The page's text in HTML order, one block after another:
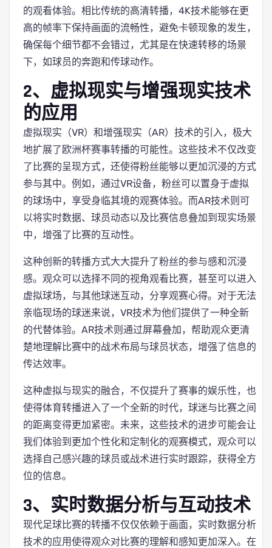
的观看体验。相比传统的高清转播，4K技术能够在更
高的帧率下保持画面的流畅性，避免卡顿现象的发生，
确保每个细节都不会错过，尤其是在快速转移的场景
下，如球员的奔跑和传球动作。
2、虚拟现实与增强现实技术
的应用
虚拟现实（VR）和增强现实（AR）技术的引入，极大
地扩展了欧洲杯赛事转播的可能性。这些技术不仅改变
了比赛的呈现方式，还使得粉丝能够以更加沉浸的方式
参与其中。例如，通过VR设备，粉丝可以置身于虚拟
的球场中，享受身临其境的观赛体验。而AR技术则可
以将实时数据、球员动态以及比赛信息叠加到现实场景
中，增强了比赛的互动性。
这种创新的转播方式大大提升了粉丝的参与感和沉浸
感。观众可以选择不同的视角观看比赛，甚至可以进入
虚拟球场，与其他球迷互动，分享观赛心得。对于无法
亲临现场的球迷来说，VR技术为他们提供了一种全新
的代替体验。AR技术则通过屏幕叠加，帮助观众更清
楚地理解比赛中的战术布局与球员状态，增强了信息的
传达效率。
这种虚拟与现实的融合，不仅提升了赛事的娱乐性，也
使得体育转播进入了一个全新的时代，球迷与比赛之间
的距离变得更加紧密。未来，这些技术的进步可能会让
我们体验到更加个性化和定制化的观赛模式，观众可以
选择自己感兴趣的球员或战术进行实时跟踪，获得全方
位的信息。
3、实时数据分析与互动技术
现代足球比赛的转播不仅仅依赖于画面，实时数据分析
技术的应用使得观众对比赛的理解和感知更加深入。在